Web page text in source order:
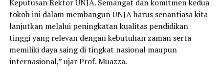
Keputusan Rektor UNJA. Semangat dan komitmen kedua
tokoh ini dalam membangun UNJA harus senantiasa kita
lanjutkan melalui peningkatan kualitas pendidikan
tinggi yang relevan dengan kebutuhan zaman serta
memiliki daya saing di tingkat nasional maupun
internasional,” ujar Prof. Muazza.